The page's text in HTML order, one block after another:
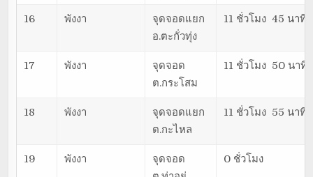
16 พังงา
จุดจอดแยก
อ.ตะกั่วทุ่ง
11 ชั่วโมง 45 นาที
17 พังงา
จุดจอด
ต.กระโสม
11 ชั่วโมง 50 นาที
18 พังงา
จุดจอดแยก
ต.กะไหล
11 ชั่วโมง 55 นาที
19 พังงา
จุดจอด
0 ชั่วโมง